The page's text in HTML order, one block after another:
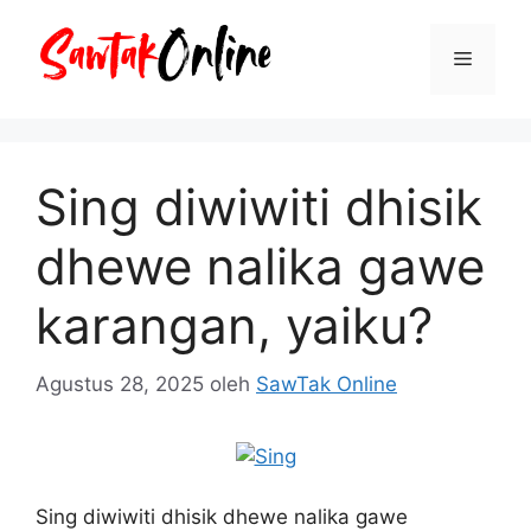
Menu
Sing diwiwiti dhisik
dhewe nalika gawe
karangan, yaiku?
Agustus 28, 2025 oleh SawTak Online
Sing diwiwiti dhisik dhewe nalika gawe